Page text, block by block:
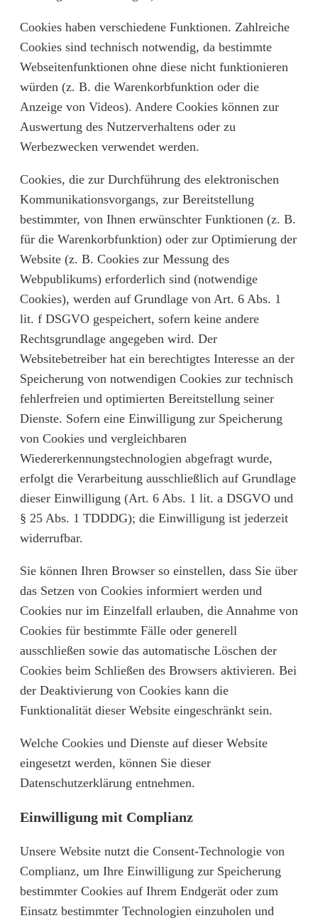
Cookies haben verschiedene Funktionen. Zahlreiche
Cookies sind technisch notwendig, da bestimmte
Webseitenfunktionen ohne diese nicht funktionieren
würden (z. B. die Warenkorbfunktion oder die
Anzeige von Videos). Andere Cookies können zur
Auswertung des Nutzerverhaltens oder zu
Werbezwecken verwendet werden.
Cookies, die zur Durchführung des elektronischen
Kommunikationsvorgangs, zur Bereitstellung
bestimmter, von Ihnen erwünschter Funktionen (z. B.
für die Warenkorbfunktion) oder zur Optimierung der
Website (z. B. Cookies zur Messung des
Webpublikums) erforderlich sind (notwendige
Cookies), werden auf Grundlage von Art. 6 Abs. 1
lit. f DSGVO gespeichert, sofern keine andere
Rechtsgrundlage angegeben wird. Der
Websitebetreiber hat ein berechtigtes Interesse an der
Speicherung von notwendigen Cookies zur technisch
fehlerfreien und optimierten Bereitstellung seiner
Dienste. Sofern eine Einwilligung zur Speicherung
von Cookies und vergleichbaren
Wiedererkennungstechnologien abgefragt wurde,
erfolgt die Verarbeitung ausschließlich auf Grundlage
dieser Einwilligung (Art. 6 Abs. 1 lit. a DSGVO und
§ 25 Abs. 1 TDDDG); die Einwilligung ist jederzeit
widerrufbar.
Sie können Ihren Browser so einstellen, dass Sie über
das Setzen von Cookies informiert werden und
Cookies nur im Einzelfall erlauben, die Annahme von
Cookies für bestimmte Fälle oder generell
ausschließen sowie das automatische Löschen der
Cookies beim Schließen des Browsers aktivieren. Bei
der Deaktivierung von Cookies kann die
Funktionalität dieser Website eingeschränkt sein.
Welche Cookies und Dienste auf dieser Website
eingesetzt werden, können Sie dieser
Datenschutzerklärung entnehmen.
Einwilligung mit Complianz
Unsere Website nutzt die Consent-Technologie von
Complianz, um Ihre Einwilligung zur Speicherung
bestimmter Cookies auf Ihrem Endgerät oder zum
Einsatz bestimmter Technologien einzuholen und